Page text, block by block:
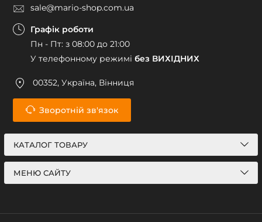
sale@mario-shop.com.ua
Графік роботи
Пн - Пт: з 08:00 до 21:00
У телефонному режимі без ВИХІДНИХ
00352, Україна, Вінниця
Зворотній зв'язок
КАТАЛОГ ТОВАРУ
МЕНЮ САЙТУ